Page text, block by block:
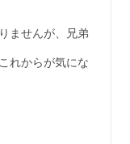
ませんが、兄弟
れからが気にな